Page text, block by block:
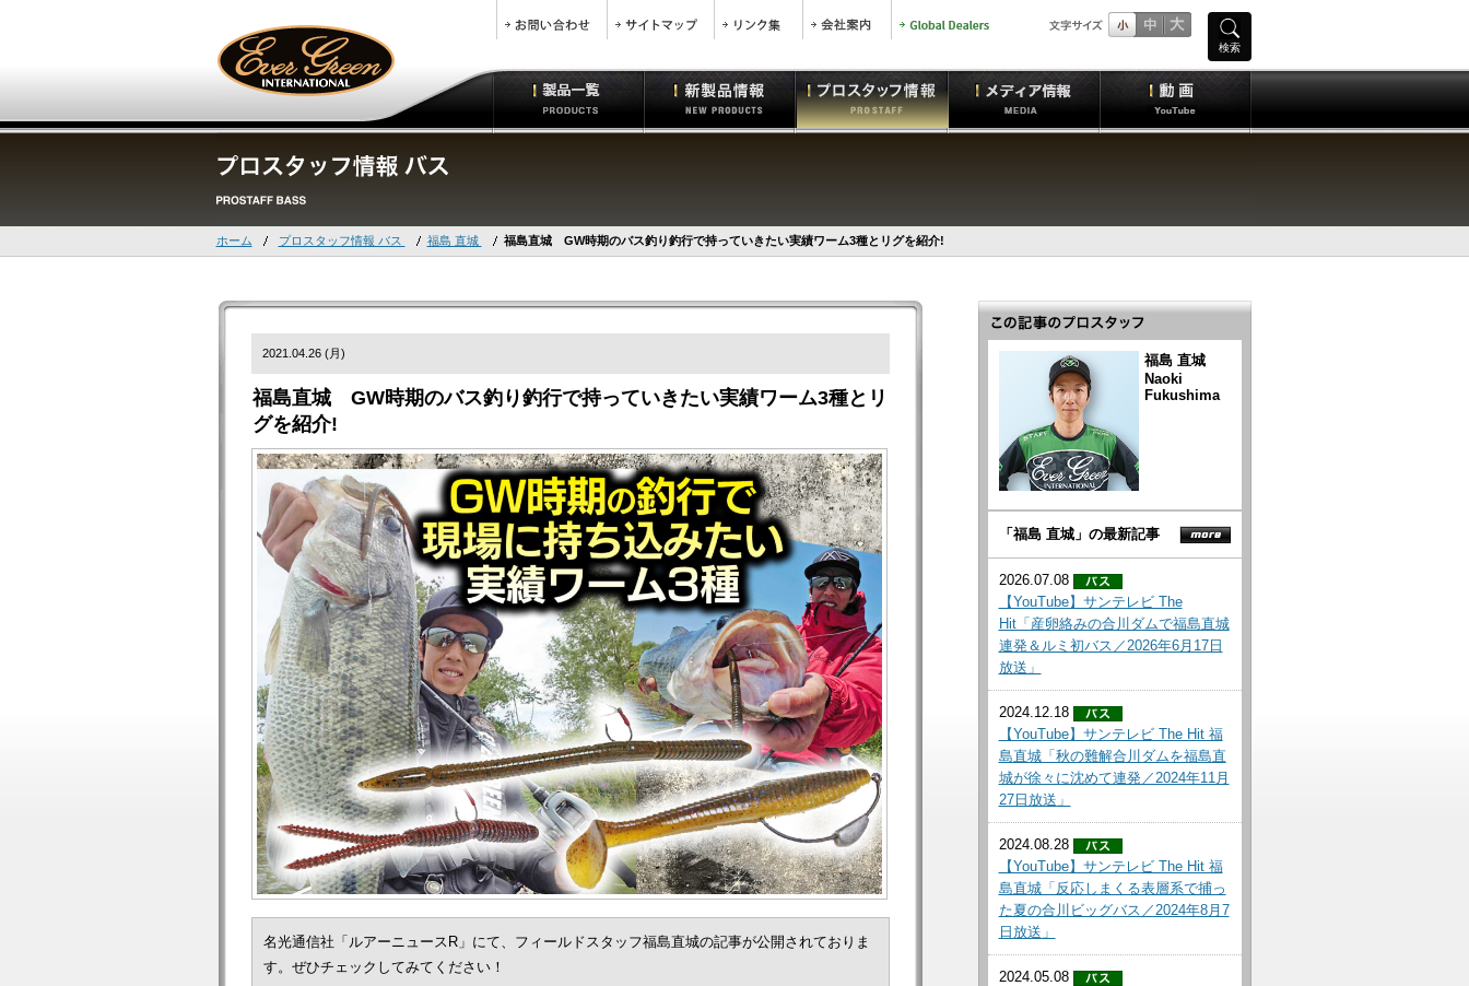
検索
ホーム プロスタッフ情報 バス 福島 直城 福島直城 GW時期のバス釣り釣行で持っていきたい実績ワーム3種とリグを紹介!
2021.04.26 (月)
福島直城 GW時期のバス釣り釣行で持っていきたい実績ワーム3種とリ
グを紹介!
名光通信社「ルアーニュースR」にて、フィールドスタッフ福島直城の記事が公開されておりま
す。ぜひチェックしてみてください！
福島 直城
Naoki
Fukushima
「福島 直城」の最新記事
2026.07.08
【YouTube】サンテレビ The
Hit「産卵絡みの合川ダムで福島直城
連発＆ルミ初バス／2026年6月17日
放送」
2024.12.18
【YouTube】サンテレビ The Hit 福
島直城「秋の難解合川ダムを福島直
城が徐々に沈めて連発／2024年11月
27日放送」
2024.08.28
【YouTube】サンテレビ The Hit 福
島直城「反応しまくる表層系で捕っ
た夏の合川ビッグバス／2024年8月7
日放送」
2024.05.08